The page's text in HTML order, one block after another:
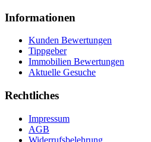
Informationen
Kunden Bewertungen
Tippgeber
Immobilien Bewertungen
Aktuelle Gesuche
Rechtliches
Impressum
AGB
Widerrufsbelehrung